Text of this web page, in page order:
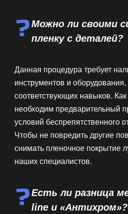
Можно ли своими
пленку с деталей?
Данная процедура требует
инструментов и оборудования,
соответствующих навыков.
необходим предварительный
условий беспрепятственного
Чтобы не повредить другие
снимать пленочное покрытие
наших специалистов.
Есть ли разница
line и «Антихром»?